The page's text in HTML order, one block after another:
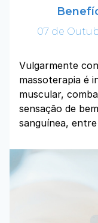
07 de
Vulgarmente
massoterapia é
muscular,
sensação de
sanguínea,